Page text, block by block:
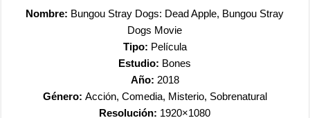
Nombre: Bungou Stray Dogs: Dead Apple, Bungou Stray
Dogs Movie
Tipo: Película
Estudio: Bones
Año: 2018
Género: Acción, Comedia, Misterio, Sobrenatural
Resolución: 1920×1080